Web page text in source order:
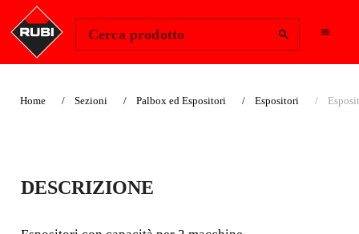
Cerca prodotto
Home Sezioni Palbox ed Espositori Espositori
ESPOSITORE
TAGLIAPIASTRELL
DESCRIZIONE